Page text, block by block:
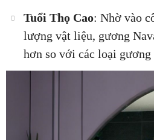
Tuổi Thọ Cao: Nhờ vào
lượng vật liệu, gương
hơn so với các loại